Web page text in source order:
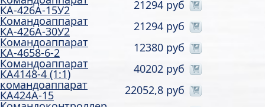
КА-426А-15У2
21294 руб
Командоаппарат
КА-426А-30У2
21294 руб
Командоаппарат
КА-4658-6-2
12380 руб
Командоаппарат
КА4148-4 (1:1)
40202 руб
командоаппарат
КА424А-15
22052,8 руб